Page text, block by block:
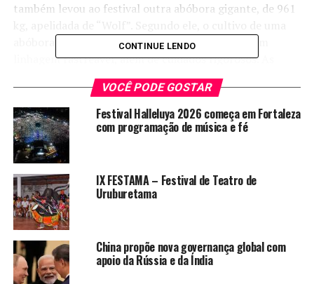
também levou ao festival outra abóbora gigante, de 961
abóbora desse porte exige sementes especiais com
linhagem rastreável, além de cuidados rigorosos. As
plantas podem ocupar até 120 m² e consumir até 1.000
litros de água por dia, além de precisarem de proteção
climática e inspeções constantes.
Chusov contou que sua paixão começou ao ver imagens
de abóboras gigantes na internet. “Fiquei intrigado,
impressionado, algo quase mágico”, disse ele. Sobre o
crescimento da planta, explicou: “Depois de 20 dias, a
abóbora começa a ganhar até 30 kg por dia.” Seu
objetivo agora é ultrapassar a marca de uma tonelada —
e ele segue aprimorando suas técnicas para isso.
TÓPICOS RELACIONADOS:
CONTINUE LENDO
VOCÊ PODE GOSTAR
Festival Halleluya 2026 começa em Fortaleza
com programação de música e fé
IX FESTAMA – Festival de Teatro de
Uruburetama
China propõe nova governança global com
apoio da Rússia e da Índia